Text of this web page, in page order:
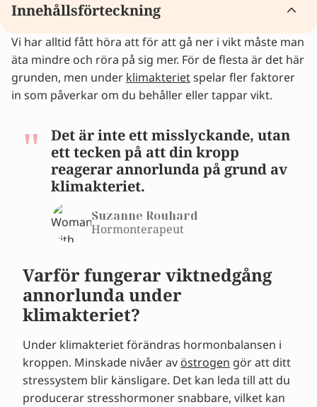
Innehållsförteckning
Varför fungerar viktnedgång annorlunda under
klimakteriet?
Hur märker du viktuppgång under klimakteriet i
vardagen?
träning?
Hjälp vid viktförändringar under klimakteriet
Kost: vad du äter gör skillnad
Minska stress för att stödja viktnedgång under
klimakteriet
Stöd din lever vid viktnedgång under
klimakteriet
klimakteriet
Förbättra sömnen
Ska du då helt sluta träna?
Gå ner i vikt utan träning: balans är nyckeln
Lindra dina övergångsbesvär
Tips och råd från experter
Vi har alltid fått höra att för att gå ner i vikt måste man
äta mindre och röra på sig mer. För de flesta är det här
grunden, men under klimakterietspelar fler faktorer
in som påverkar om du behåller eller tappar vikt.
Det är inte ett misslyckande, utan
ett tecken på att din kropp
reagerar annorlunda på grund av
klimakteriet.
Suzanne Rouhard
Hormonterapeut
Varför fungerar viktnedgång
annorlunda under
klimakteriet?
Under klimakteriet förändras hormonbalansen i
kroppen. Minskade nivåer av östrogen gör att ditt
stressystem blir känsligare. Det kan leda till att du
producerar stresshormoner snabbare, vilket kan